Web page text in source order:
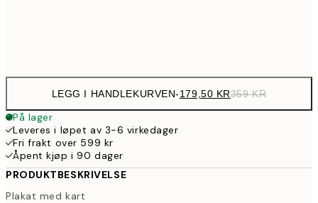
LEGG I HANDLEKURVEN-179,50 KR359 KR
På lager
Leveres i løpet av 3-6 virkedager
Fri frakt over 599 kr
Åpent kjøp i 90 dager
PRODUKTBESKRIVELSE
Plakat med kart